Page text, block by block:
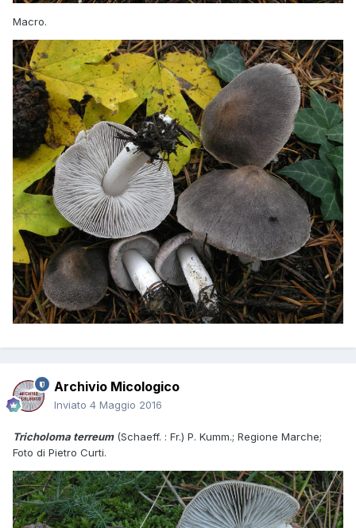
Macro.
Archivio Micologico
Inviato 4 Maggio 2016
Tricholoma terreum(Schaeff. : Fr.) P. Kumm.; Regione Marche;
Foto di Pietro Curti.